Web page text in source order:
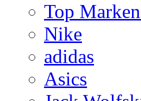
Top
Nike
adidas
Asics